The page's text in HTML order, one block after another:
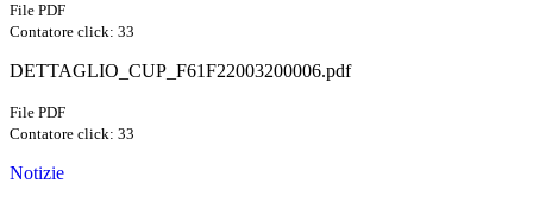
File PDF
Contatore click: 33
DETTAGLIO_CUP_F61F22003200006.pdf
File PDF
Contatore click: 33
Notizie